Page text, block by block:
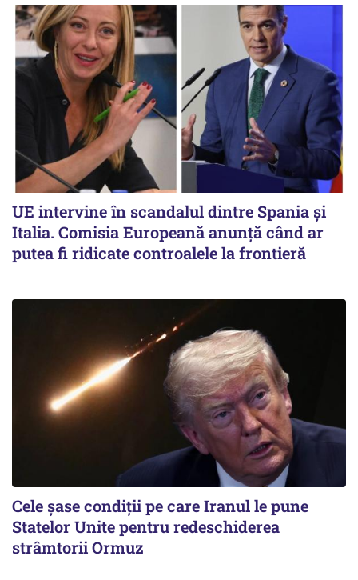
UE intervine în scandalul dintre Spania și
Italia. Comisia Europeană anunță când ar
putea fi ridicate controalele la frontieră
Cele șase condiții pe care Iranul le pune
Statelor Unite pentru redeschiderea
strâmtorii Ormuz